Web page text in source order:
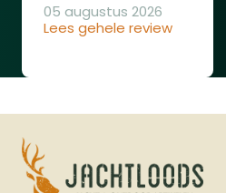
Lees gehele review
05 augustus 2026